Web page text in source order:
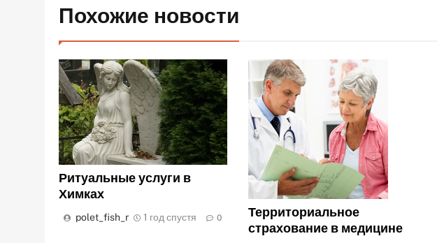
Похожие новости
Ритуальные услуги в
Химках
polet_fish_r 1 год спустя 0
Территориальное
страхование в медицине